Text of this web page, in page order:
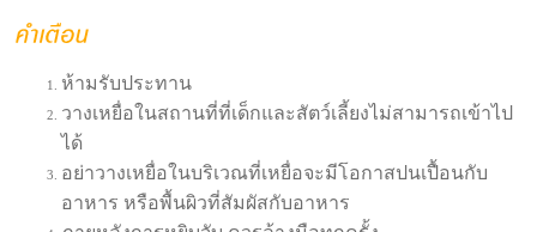
ห้ามรับประทาน
วางเหยื่อในสถานที่ที่เด็กและสัตว์เลี้ยงไม่สามารถเข้าไป
ได้
อย่าวางเหยื่อในบริเวณที่เหยื่อจะมีโอกาสปนเปื้อนกับ
อาหาร หรือพื้นผิวที่สัมผัสกับอาหาร